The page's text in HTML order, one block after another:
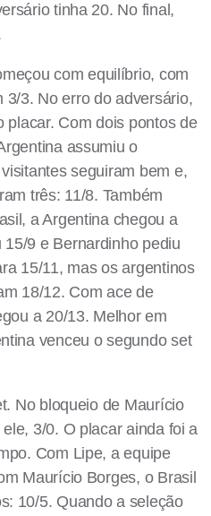
tinha 20. No final,
com equilíbrio, com
3. No erro do adversário,
placar. Com dois pontos de
assumiu o
seguiram bem e,
três: 11/8. Também
a Argentina chegou a
9 e Bernardinho pediu
15/11, mas os argentinos
18/12. Com ace de
a 20/13. Melhor em
venceu o segundo set
No bloqueio de Maurício
3/0. O placar ainda foi a
Com Lipe, a equipe
Maurício Borges, o Brasil
10/5. Quando a seleção